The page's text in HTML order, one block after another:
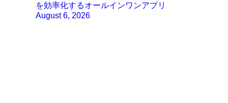
を効率化するオールインワンアプリ
August 6, 2026